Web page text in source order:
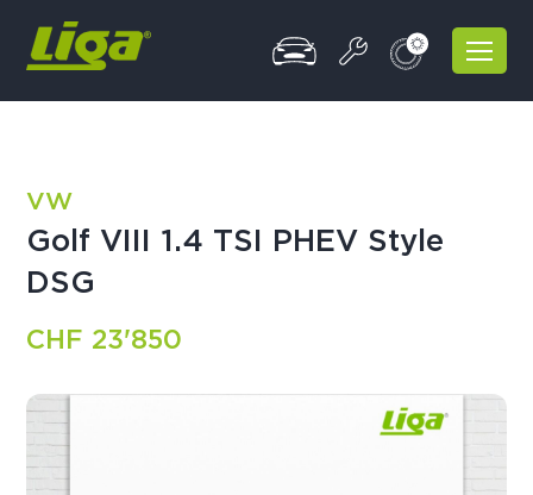
VW
Golf VIII 1.4 TSI PHEV Style
DSG
CHF 23'850